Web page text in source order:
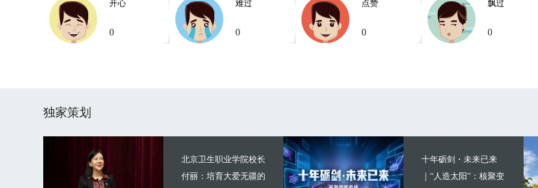
开心
0
难过
0
点赞
0
飘过
0
独家策划
北京卫生职业学院校长
付丽：培育大爱无疆的
十年砺剑・未来已来
｜“人造太阳”：核聚变